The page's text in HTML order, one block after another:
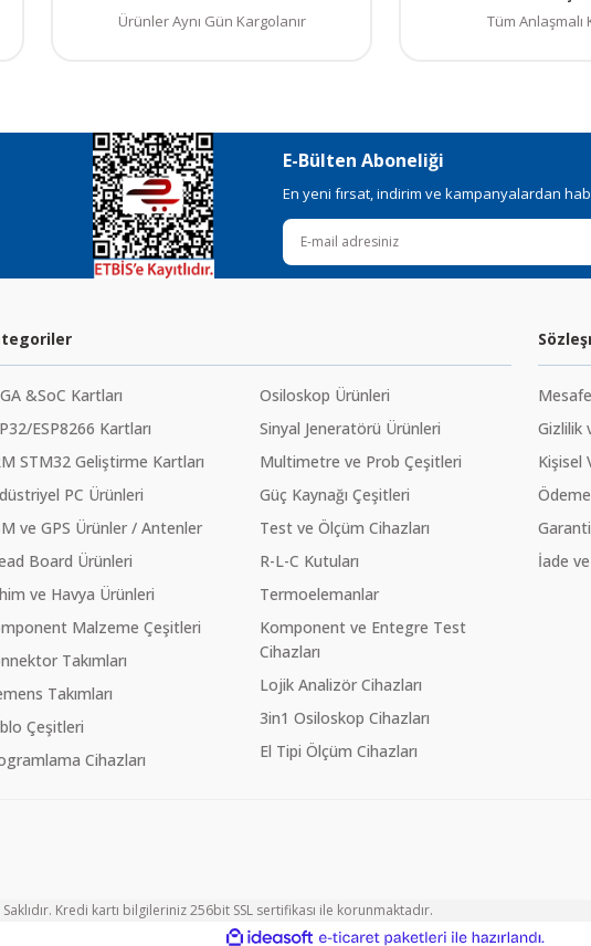
Ürünler Aynı Gün Kargolanır Tüm Anlaşmalı
E-Bülten Aboneliği
En yeni fırsat, indirim ve kampanyalardan
&SoC Kartları
ESP8266 Kartları
STM32 Geliştirme Kartları
PC Ürünleri
ve GPS Ürünler / Antenler
Board Ürünleri
ve Havya Ürünleri
Malzeme Çeşitleri
Takımları
Takımları
Çeşitleri
Cihazları
Osiloskop Ürünleri
Sinyal Jeneratörü Ürünleri
Multimetre ve Prob Çeşitleri
Güç Kaynağı Çeşitleri
Test ve Ölçüm Cihazları
R-L-C Kutuları
Termoelemanlar
Komponent ve Entegre Test
Cihazları
Lojik Analizör Cihazları
3in1 Osiloskop Cihazları
El Tipi Ölçüm Cihazları
Gizlilik
Kişisel
İade
Kredi kartı bilgileriniz 256bit SSL sertifikası ile korunmaktadır.
ideasoft e-